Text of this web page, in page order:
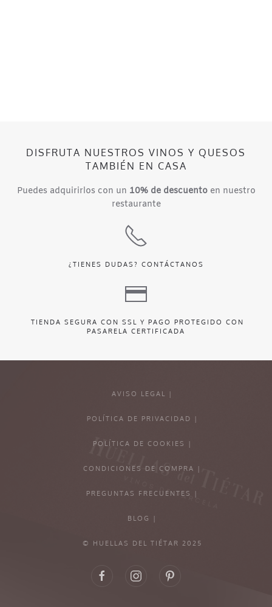
DISFRUTA NUESTROS VINOS Y QUESOS
TAMBIÉN EN CASA
Puedes adquirirlos con un 10% de descuentoen nuestro
restaurante
¿TIENES DUDAS? CONTÁCTANOS
TIENDA SEGURA CON SSL Y PAGO PROTEGIDO CON
PASARELA CERTIFICADA
AVISO LEGAL |
POLÍTICA DE PRIVACIDAD |
POLÍTICA DE COOKIES |
CONDICIONES DE COMPRA |
PREGUNTAS FRECUENTES |
BLOG |
© HUELLAS DEL TIÉTAR 2025